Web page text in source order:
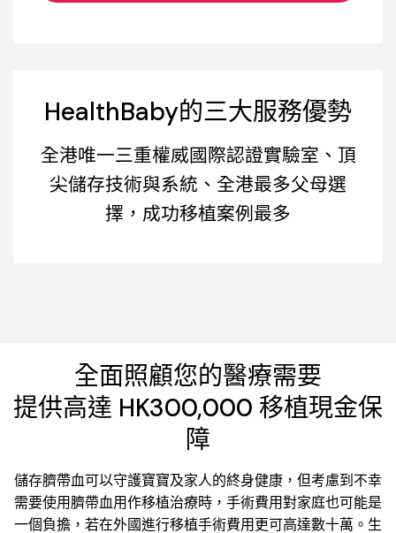
HealthBaby的三大服務優勢
全港唯一三重權威國際認證實驗室、頂
尖儲存技術與系統、全港最多父母選
擇，成功移植案例最多
全面照顧您的醫療需要
提供高達 HK300,000 移植現金保
障
儲存臍帶血可以守護寶寶及家人的終身健康，但考慮到不幸
需要使用臍帶血用作移植治療時，手術費用對家庭也可能是
一個負擔，若在外國進行移植手術費用更可高達數十萬。生